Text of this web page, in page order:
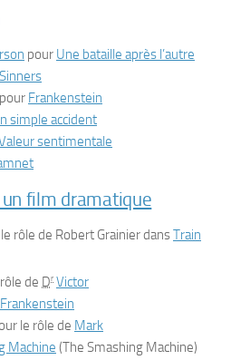
pour Une bataille après l’autre
Sinners
pour Frankenstein
simple accident
sentimentale
film dramatique
rôle de Robert Grainier dansTrain
de Dr Victor
Frankenstein
le rôle de Mark
Machine (The Smashing Machine)